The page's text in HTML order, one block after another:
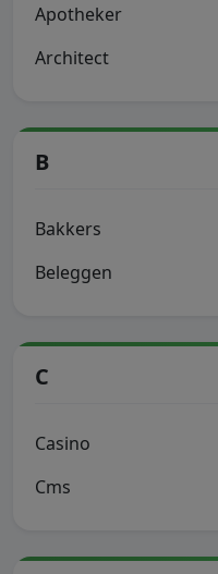
Apotheker
Architect
B
Bakkers
Beleggen
C
Casino
Cms